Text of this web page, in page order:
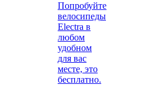
Попробуйте
велосипеды
Electra в
любом
удобном
для вас
месте, это
бесплатно.